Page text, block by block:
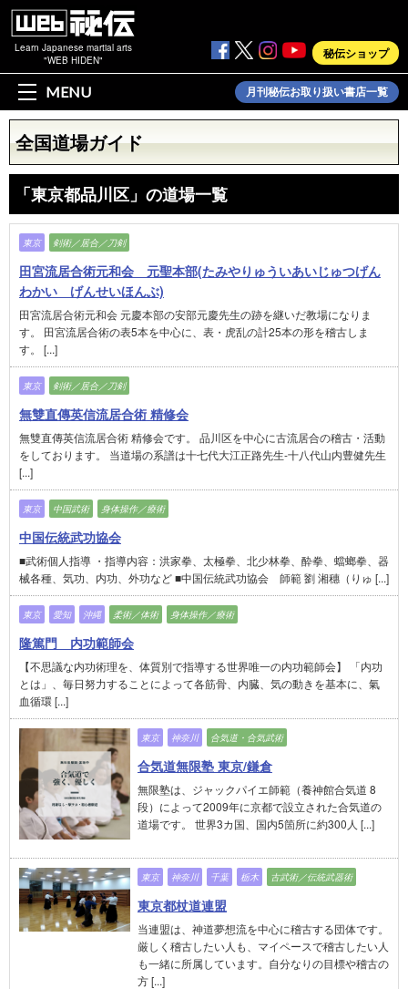
Learn Japanese martial arts
"WEB HIDEN"
秘伝ショップ
MENU 月刊秘伝お取り扱い書店一覧
全国道場ガイド
「東京都品川区」の道場一覧
東京 剣術／居合／刀剣
田宮流居合術元和会 元聖本部(たみやりゅういあいじゅつげん
わかい げんせいほんぶ)
田宮流居合術元和会 元慶本部の安部元慶先生の跡を継いだ教場になりま
す。 田宮流居合術の表5本を中心に、表・虎乱の計25本の形を稽古しま
す。 [...]
東京 剣術／居合／刀剣
無雙直傳英信流居合術 精修会
無雙直傳英信流居合術 精修会です。 品川区を中心に古流居合の稽古・活動
をしております。 当道場の系譜は十七代大江正路先生-十八代山内豊健先生
[...]
東京 中国武術 身体操作／療術
中国伝統武功協会
■武術個人指導 ・指導内容：洪家拳、太極拳、北少林拳、酔拳、蟷螂拳、器
械各種、気功、内功、外功など ■中国伝統武功協会 師範 劉 湘穗（りゅ [...]
東京 愛知 沖縄 柔術／体術 身体操作／療術
隆篤門 内功範師会
【不思議な内功術理を、体質別で指導する世界唯一の内功範師会】 「内功
とは」、毎日努力することによって各筋骨、内臓、気の動きを基本に、氣
血循環 [...]
東京 神奈川 合気道・合気武術
合気道無限塾 東京/鎌倉
無限塾は、ジャックパイエ師範（養神館合気道 8
段）によって2009年に京都で設立された合気道の
道場です。 世界3カ国、国内5箇所に約300人 [...]
東京 神奈川 千葉 栃木 古武術／伝統武器術
東京都杖道連盟
当連盟は、神道夢想流を中心に稽古する団体です。
厳しく稽古したい人も、マイペースで稽古したい人
も一緒に所属しています。自分なりの目標や稽古の
方 [...]